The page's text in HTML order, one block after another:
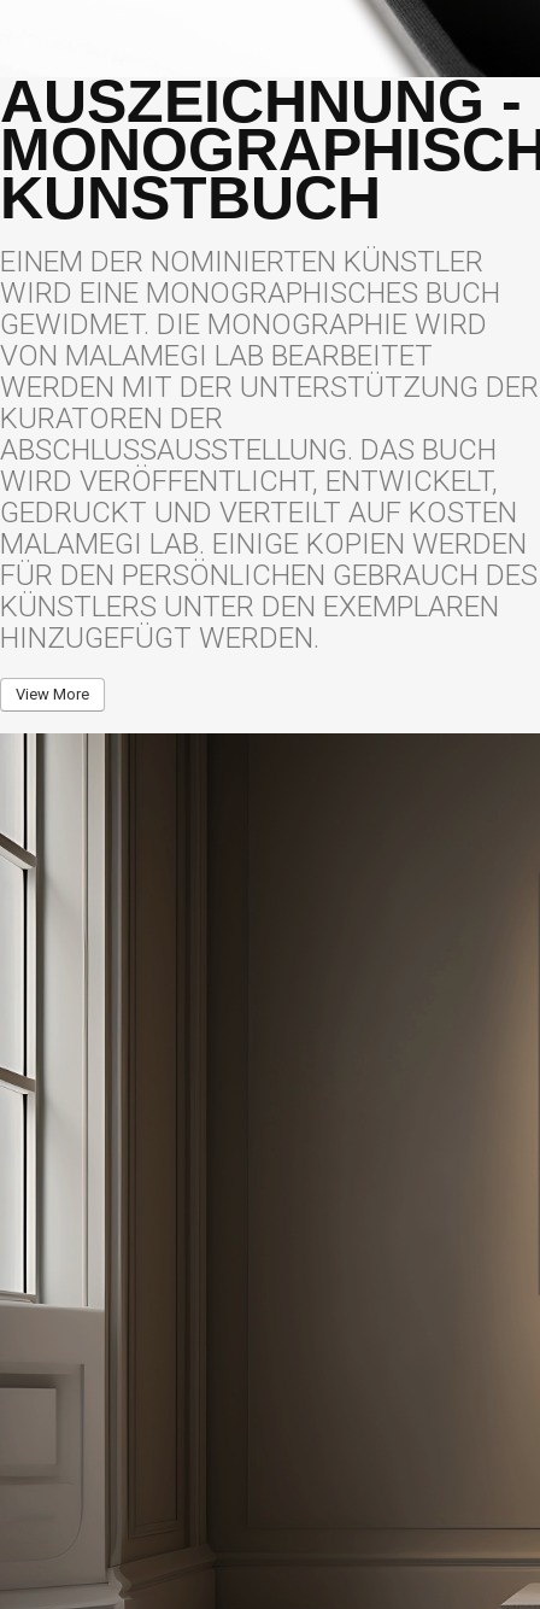
AUSZEICHNUNG -
KUNSTBUCH
EINEM DER NOMINIERTEN KÜNSTLER
WIRD EINE MONOGRAPHISCHES BUCH
GEWIDMET. DIE MONOGRAPHIE WIRD
VON MALAMEGI LAB BEARBEITET
WERDEN MIT DER UNTERSTÜTZUNG DER
KURATOREN DER
ABSCHLUSSAUSSTELLUNG. DAS BUCH
WIRD VERÖFFENTLICHT, ENTWICKELT,
GEDRUCKT UND VERTEILT AUF KOSTEN
MALAMEGI LAB. EINIGE KOPIEN WERDEN
FÜR DEN PERSÖNLICHEN GEBRAUCH DES
KÜNSTLERS UNTER DEN EXEMPLAREN
HINZUGEFÜGT WERDEN.
View More